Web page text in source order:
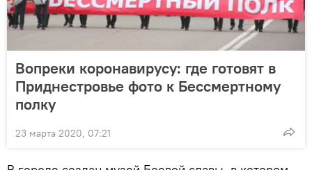
Вопреки коронавирусу: где готовят в
Приднестровье фото к Бессмертному
полку
23 марта 2020, 07:21